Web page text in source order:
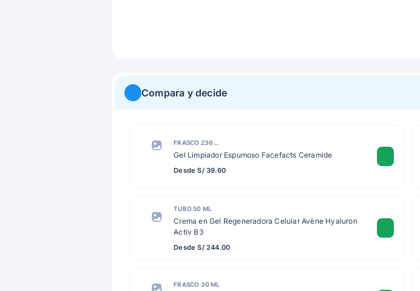
Compara y decide
FRASCO 236 ML
Gel Limpiador Espumoso Facefacts Ceramide
Desde S/ 39.60
TUBO 50 ML
Crema en Gel Regeneradora Celular Avène Hyaluron
Activ B3
Desde S/ 244.00
FRASCO 30 ML